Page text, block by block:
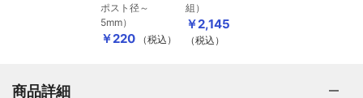
ポスト径～
5mm）
￥220 （税込）
組）
￥2,145
（税込）
商品詳細